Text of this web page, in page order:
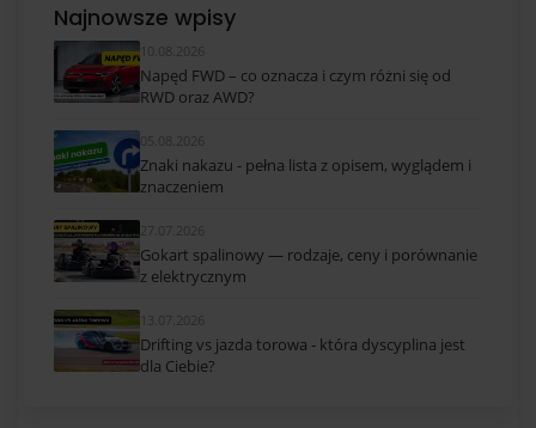
Najnowsze wpisy
10.08.2026
Napęd FWD – co oznacza i czym różni się od
RWD oraz AWD?
05.08.2026
Znaki nakazu - pełna lista z opisem, wyglądem i
znaczeniem
Gokart spalinowy — rodzaje, ceny i porównanie
z elektrycznym
Drifting vs jazda torowa - która dyscyplina jest
dla Ciebie?